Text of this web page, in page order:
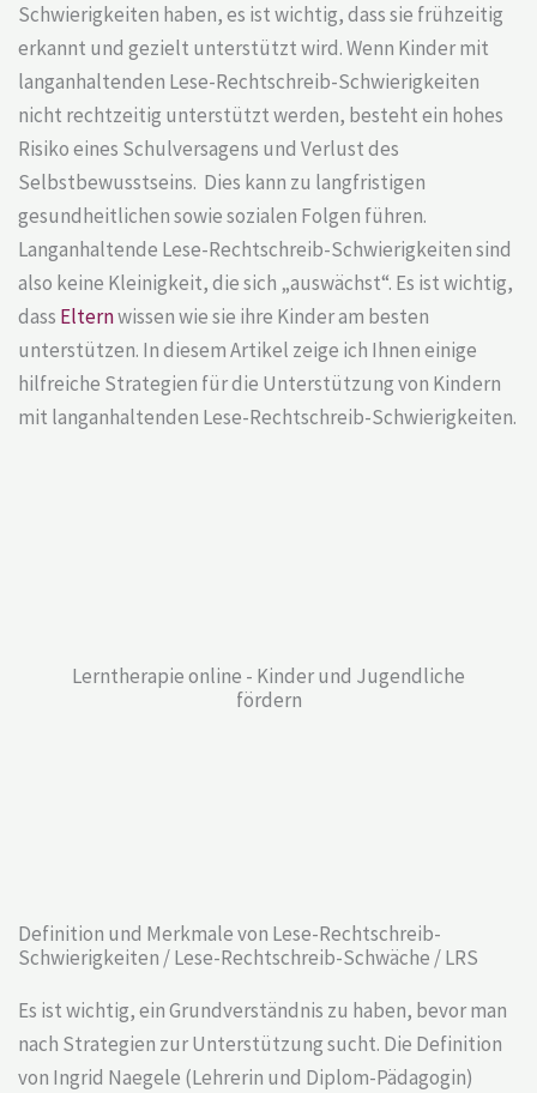
Schwierigkeiten haben, es ist wichtig, dass sie frühzeitig
erkannt und gezielt unterstützt wird. Wenn Kinder mit
langanhaltenden Lese-Rechtschreib-Schwierigkeiten
nicht rechtzeitig unterstützt werden, besteht ein hohes
Risiko eines Schulversagens und Verlust des
Selbstbewusstseins. Dies kann zu langfristigen
gesundheitlichen sowie sozialen Folgen führen.
Langanhaltende Lese-Rechtschreib-Schwierigkeiten sind
also keine Kleinigkeit, die sich „auswächst“. Es ist wichtig,
dass Elternwissen wie sie ihre Kinder am besten
unterstützen. In diesem Artikel zeige ich Ihnen einige
hilfreiche Strategien für die Unterstützung von Kindern
mit langanhaltenden Lese-Rechtschreib-Schwierigkeiten.
Lerntherapie online - Kinder und Jugendliche
fördern
Definition und Merkmale von Lese-Rechtschreib-
Schwierigkeiten / Lese-Rechtschreib-Schwäche / LRS
Es ist wichtig, ein Grundverständnis zu haben, bevor man
nach Strategien zur Unterstützung sucht. Die Definition
von Ingrid Naegele (Lehrerin und Diplom-Pädagogin)